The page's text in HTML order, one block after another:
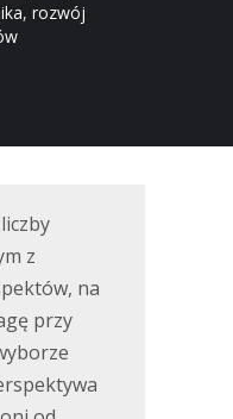
, rozwój
z
na
przy